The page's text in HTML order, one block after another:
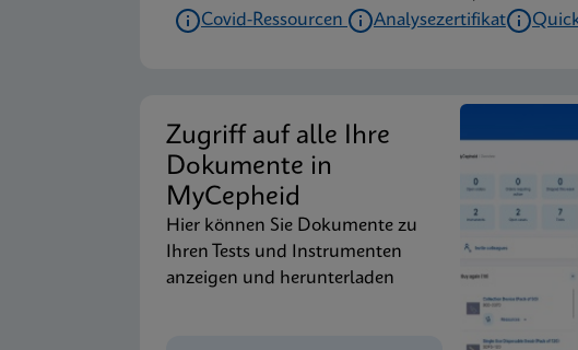
Covid-Ressourcen
Analysezertifikat
Zugriff auf alle Ihre
Dokumente in
MyCepheid
Hier können Sie Dokumente zu
Ihren Tests und Instrumenten
anzeigen und herunterladen